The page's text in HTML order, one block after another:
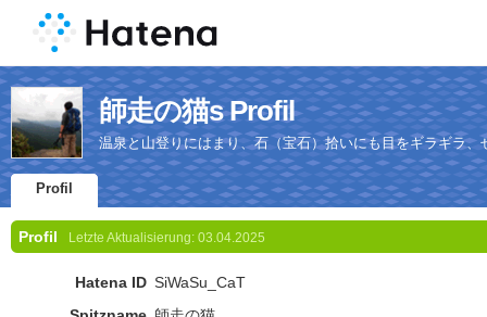
師走の猫s Profil
温泉と山登りにはまり、石（宝石）拾いにも目をギラギラ
Profil
Profil Letzte Aktualisierung: 03.04.2025
Hatena ID SiWaSu_CaT